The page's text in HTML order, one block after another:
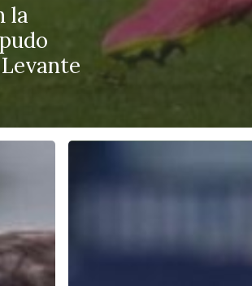
la